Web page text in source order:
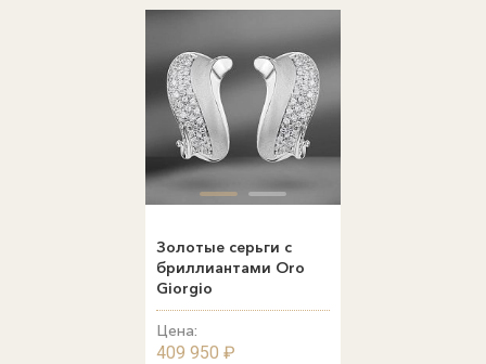
Золотые серьги с
бриллиантами Oro
Giorgio
Цена:
409 950 ₽